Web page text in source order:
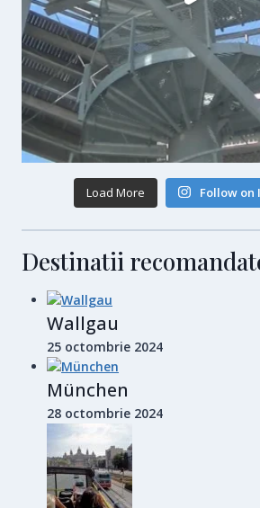
Load More Follow on
Destinatii
Wallgau
25 octombrie 2024
München
28 octombrie 2024